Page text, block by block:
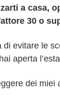
a casa,
30 o
evitare le
aperta
dei